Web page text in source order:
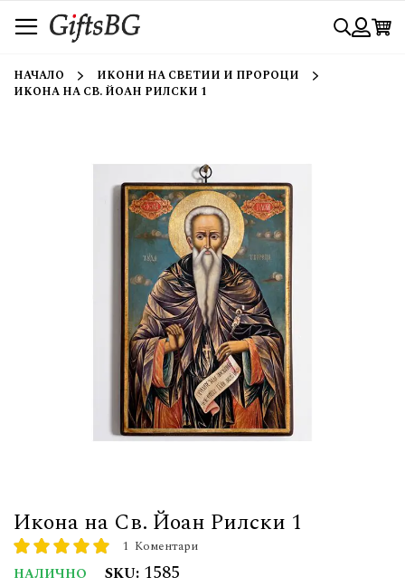
към
съдържанието
Търси
НАЧАЛО
ИКОНИ НА СВЕТИИ И ПРОРОЦИ
ИКОНА НА СВ. ЙОАН РИЛСКИ 1
Икона на Св. Йоан Рилски 1
рейтинг: 1 Коментари
НАЛИЧНО SKU 1585